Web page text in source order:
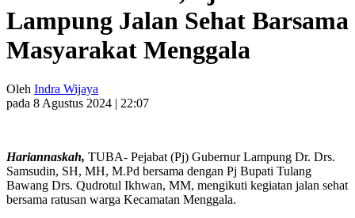
Lampung Jalan Sehat Barsama
Masyarakat Menggala
Oleh Indra Wijaya
pada 8 Agustus 2024 | 22:07
Hariannaskah, TUBA- Pejabat (Pj) Gubernur Lampung Dr. Drs.
Samsudin, SH, MH, M.Pd bersama dengan Pj Bupati Tulang
Bawang Drs. Qudrotul Ikhwan, MM, mengikuti kegiatan jalan sehat
bersama ratusan warga Kecamatan Menggala.